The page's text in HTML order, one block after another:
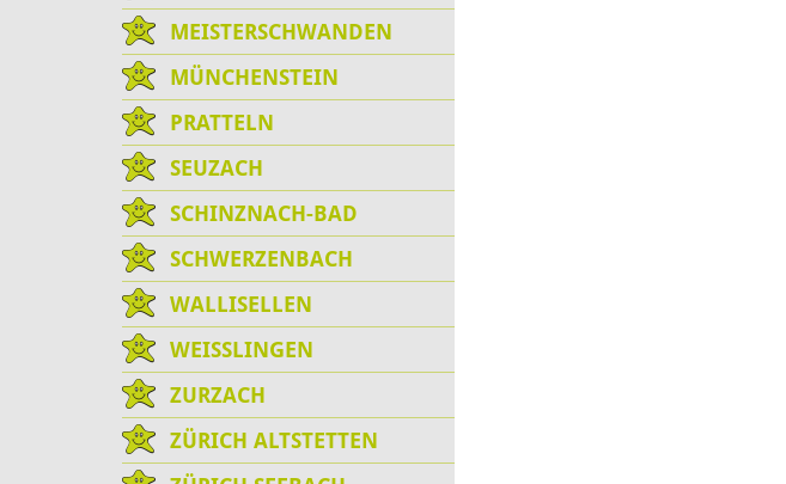
MEISTERSCHWANDEN
MÜNCHENSTEIN
PRATTELN
SEUZACH
SCHINZNACH-BAD
SCHWERZENBACH
WALLISELLEN
WEISSLINGEN
ZURZACH
ZÜRICH ALTSTETTEN